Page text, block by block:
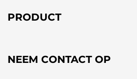
PRODUCT
NEEM CONTACT OP